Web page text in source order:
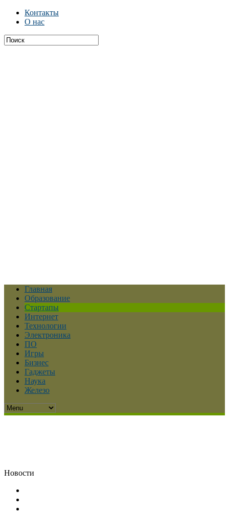
Контакты
О нас
Главная
Образование
Стартапы
Интернет
Технологии
Электроника
ПО
Игры
Бизнес
Гаджеты
Наука
Железо
Новости